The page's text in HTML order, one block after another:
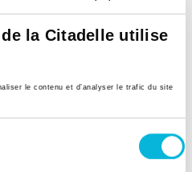
la Citadelle utilise
le contenu et d’analyser le trafic du site